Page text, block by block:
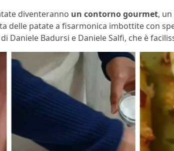
diventeranno un contorno gourmet,
delle patate a fisarmonica imbottite con
Daniele Badursi e Daniele Salfi, che è